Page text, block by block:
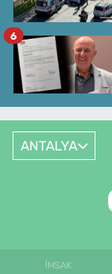
6
ANTALYA
İMSAK